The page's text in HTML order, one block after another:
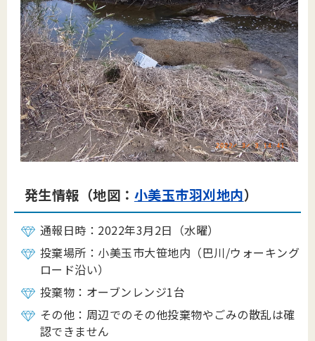
発生情報（地図： 小美玉市羽刈地内）
通報日時：2022年3月2日（水曜）
投棄場所：小美玉市大笹地内（巴川/ウォーキング
ロード沿い）
投棄物：オーブンレンジ1台
その他：周辺でのその他投棄物やごみの散乱は確
認できません